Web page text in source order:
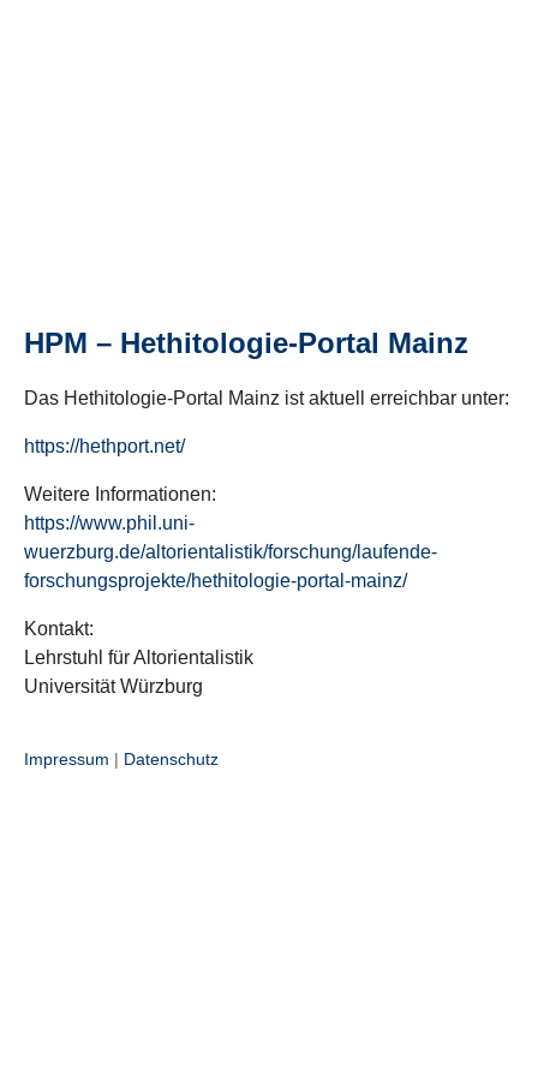
HPM – Hethitologie-Portal Mainz
Das Hethitologie-Portal Mainz ist aktuell erreichbar unter:
https://hethport.net/
Weitere Informationen:
https://www.phil.uni-
wuerzburg.de/altorientalistik/forschung/laufende-
forschungsprojekte/hethitologie-portal-mainz/
Kontakt:
Lehrstuhl für Altorientalistik
Universität Würzburg
Impressum | Datenschutz